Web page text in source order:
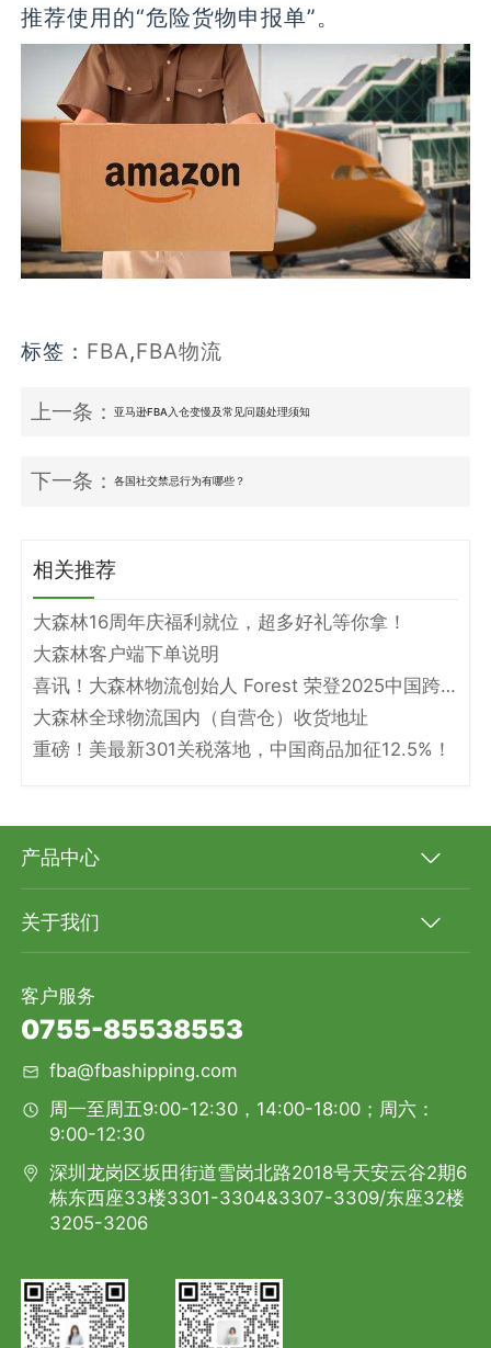
推荐使用的“危险货物申报单”。
标签： FBA,FBA物流
上一条：亚马逊FBA入仓变慢及常见问题处理须知
下一条：各国社交禁忌行为有哪些？
相关推荐
大森林16周年庆福利就位，超多好礼等你拿！
大森林客户端下单说明
喜讯！大森林物流创始人 Forest 荣登2025中国跨境电商物流名人堂！
大森林全球物流国内（自营仓）收货地址
重磅！美最新301关税落地，中国商品加征12.5%！
产品中心
关于我们
客户服务
0755-85538553
fba@fbashipping.com
周一至周五9:00-12:30，14:00-18:00；周六：
9:00-12:30
深圳龙岗区坂田街道雪岗北路2018号天安云谷2期6
栋东西座33楼3301-3304&3307-3309/东座32楼
3205-3206